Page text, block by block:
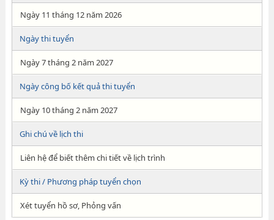
Ngày 11 tháng 12 năm 2026
Ngày thi tuyển
Ngày 7 tháng 2 năm 2027
Ngày công bố kết quả thi tuyển
Ngày 10 tháng 2 năm 2027
Ghi chú về lịch thi
Liên hệ để biết thêm chi tiết về lịch trình
Kỳ thi / Phương pháp tuyển chọn
Xét tuyển hồ sơ, Phỏng vấn